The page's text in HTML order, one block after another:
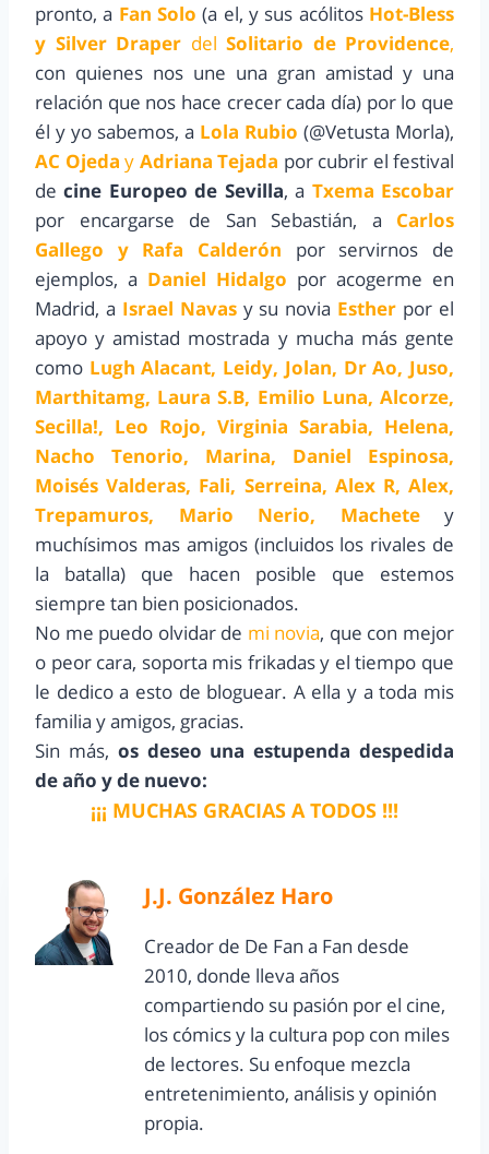
pronto, a Fan Solo (a el, y sus acólitos Hot-Bless
y Silver Draper del Solitario de Providence,
con quienes nos une una gran amistad y una
relación que nos hace crecer cada día) por lo que
él y yo sabemos, a Lola Rubio (@Vetusta Morla),
AC Ojeda y Adriana Tejada por cubrir el festival
decine Europeo de Sevilla, a Txema Escobar
por encargarse de San Sebastián, a Carlos
Gallego y Rafa Calderón
por servirnos de
ejemplos, a Daniel Hidalgo por acogerme en
Madrid, a Israel Navasy su novia Esther por el
apoyo y amistad mostrada y mucha más gente
como Lugh Alacant, Leidy, Jolan, Dr Ao, Juso,
Marthitamg, Laura S.B, Emilio Luna, Alcorze,
Secilla!, Leo Rojo, Virginia Sarabia, Helena,
Nacho Tenorio, Marina, Daniel Espinosa,
Moisés Valderas, Fali, Serreina, Alex R, Alex,
Trepamuros, Mario Nerio, Machetey
muchísimos mas amigos (incluidos los rivales de
la batalla) que hacen posible que estemos
siempre tan bien posicionados.
No me puedo olvidar de mi novia, que con mejor
o peor cara, soporta mis frikadas y el tiempo que
le dedico a esto de bloguear. A ella y a toda mis
familia y amigos, gracias.
Sin más, os deseo una estupenda despedida
de año y de nuevo:
¡¡¡ MUCHAS GRACIAS A TODOS !!!
J.J. González Haro
Creador de De Fan a Fan desde
2010, donde lleva años
compartiendo su pasión por el cine,
los cómics y la cultura pop con miles
de lectores. Su enfoque mezcla
entretenimiento, análisis y opinión
propia.